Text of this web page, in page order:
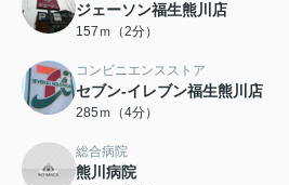
ジェーソン福生熊川店
157ｍ（2分）
コンビニエンスストア
セブン-イレブン福生熊川店
285ｍ（4分）
総合病院
熊川病院